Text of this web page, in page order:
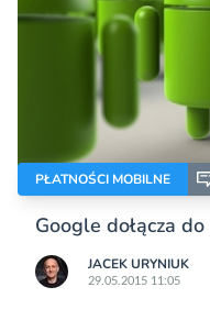
PŁATNOŚCI MOBILNE
Google dołącza
JACEK URYNIUK
29.05.2015 11:05